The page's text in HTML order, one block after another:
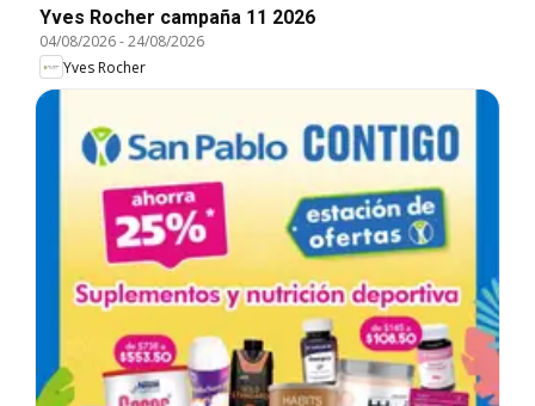
Yves Rocher campaña 11 2026
04/08/2026-24/08/2026
Yves Rocher